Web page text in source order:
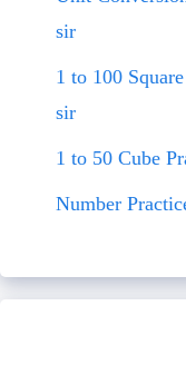
sir
1 to 100
sir
1 to 50 Cube
Number